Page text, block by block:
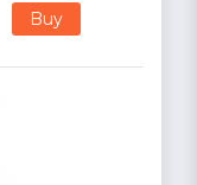
Buy